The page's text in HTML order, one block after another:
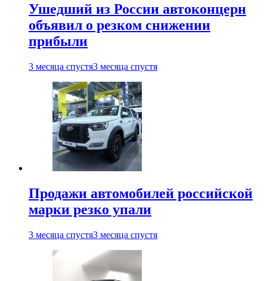
Ушедший из России автоконцерн
объявил о резком снижении
прибыли
3 месяца спустя3 месяца спустя
Продажи автомобилей российской
марки резко упали
3 месяца спустя3 месяца спустя